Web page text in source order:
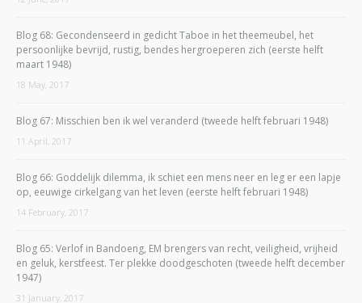
Blog 68: Gecondenseerd in gedicht Taboe in het theemeubel, het
persoonlijke bevrijd, rustig, bendes hergroeperen zich (eerste helft
maart 1948)
18 May, 2017
Blog 67: Misschien ben ik wel veranderd (tweede helft februari 1948)
11 April, 2017
Blog 66: Goddelijk dilemma, ik schiet een mens neer en leg er een lapje
op, eeuwige cirkelgang van het leven (eerste helft februari 1948)
14 February, 2017
Blog 65: Verlof in Bandoeng, EM brengers van recht, veiligheid, vrijheid
en geluk, kerstfeest. Ter plekke doodgeschoten (tweede helft december
1947)
31 January, 2017